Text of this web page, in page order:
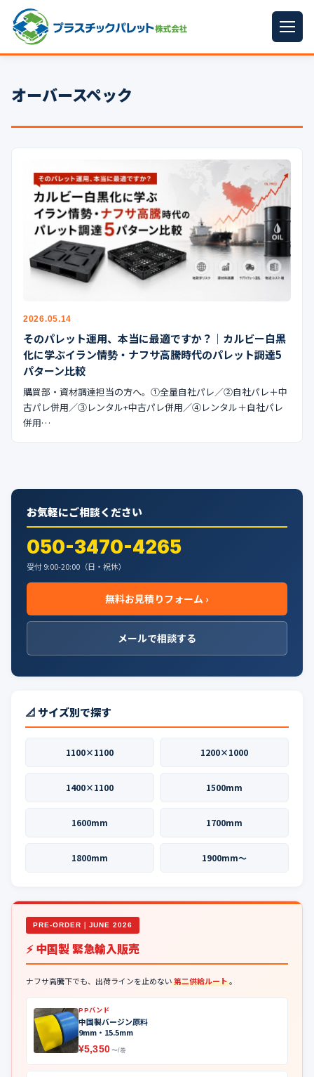
パレットサイズ
プラパレット ▼
▼
中古パレット
再生原料
梱包資材 ▼
公式ブログ
会社案内
🇺🇸🇰🇷🇹🇼🇻🇳
オーバースペック
2026.05.14
そのパレット運用、本当に最適ですか？｜カルビー白黒
化に学ぶイラン情勢・ナフサ高騰時代のパレット調達5
パターン比較
購買部・資材調達担当の方へ。①全量自社パレ／②自社パレ＋中
古パレ併用／③レンタル+中古パレ併用／④レンタル＋自社パレ
併用…
お気軽にご相談ください
050-3470-4265
受付 9:00-20:00（日・祝休）
無料お見積りフォーム ›
メールで相談する
📐 サイズ別で探す
1100×1100 1200×1000
1400×1100 1500mm
1600mm 1700mm
1800mm 1900mm〜
PRE-ORDER｜JUNE 2026
⚡ 中国製 緊急輸入販売
ナフサ高騰下でも、出荷ラインを止めない第二供給ルート。
PPバンド
中国製バージン原料
9mm・15.5mm
¥5,350 〜/巻